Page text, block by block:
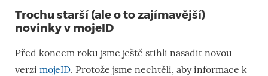
Trochu starší (ale o to zajímavější)
novinky v mojeID
Před koncem roku jsme ještě stihli nasadit novou
verzi mojeID. Protože jsme nechtěli, aby informace k